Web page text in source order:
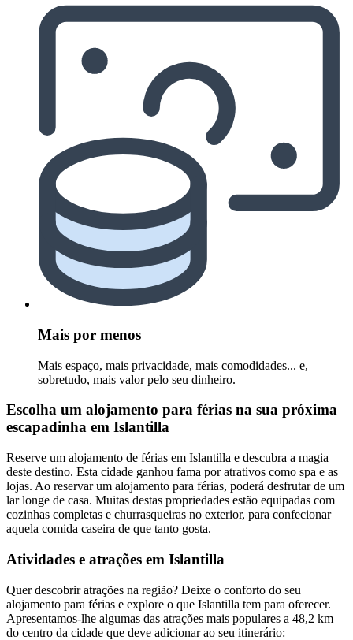
Mais por menos
Mais espaço, mais privacidade, mais comodidades... e,
sobretudo, mais valor pelo seu dinheiro.
Escolha um alojamento para férias na sua próxima
escapadinha em Islantilla
Reserve um alojamento de férias em Islantilla e descubra a magia
deste destino. Esta cidade ganhou fama por atrativos como spa e as
lojas. Ao reservar um alojamento para férias, poderá desfrutar de um
lar longe de casa. Muitas destas propriedades estão equipadas com
cozinhas completas e churrasqueiras no exterior, para confecionar
aquela comida caseira de que tanto gosta.
Atividades e atrações em Islantilla
Quer descobrir atrações na região? Deixe o conforto do seu
alojamento para férias e explore o que Islantilla tem para oferecer.
Apresentamos-lhe algumas das atrações mais populares a 48,2 km
do centro da cidade que deve adicionar ao seu itinerário: